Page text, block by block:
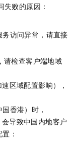
败的原因：
访问异常，请直接
请检查客户端地域
区域配置影响），
香港）时，
导致中国内地客户
：